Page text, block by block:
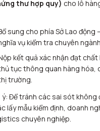
thư hợp quy) cho lô
sung cho phía Sở Lao động
vụ kiểm tra chuyên
kết quả xác nhận đạt
tục thông quan hàng hóa,
trường.
ý: Để tránh các sai sót
lấy mẫu kiểm định, doanh
chuyên nghiệp.